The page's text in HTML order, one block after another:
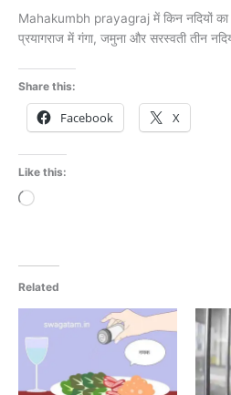
Mahakumbh prayagraj में किन नदियों का
प्रयागराज में गंगा, जमुना और सरस्वती तीन
Share this:
Facebook X
Like this:
Loading…
Related